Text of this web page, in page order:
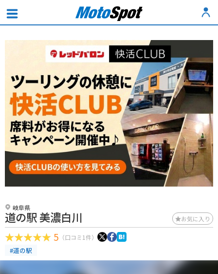
岐阜県
道の駅 美濃白川 お気に入り
5 （口コミ1件）
#道の駅